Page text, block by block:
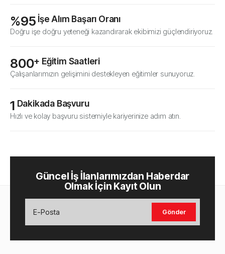
Doğru işe doğru yeteneği kazandırarak ekibimizi güçlendiriyoruz.
%95 İşe Alım Başarı Oranı
Çalışanlarımızın gelişimini destekleyen eğitimler sunuyoruz.
800+ Eğitim Saatleri
Hızlı ve kolay başvuru sistemiyle kariyerinize adım atın.
1 Dakikada Başvuru
Güncel İş İlanlarımızdan Haberdar
Olmak İçin Kayıt Olun